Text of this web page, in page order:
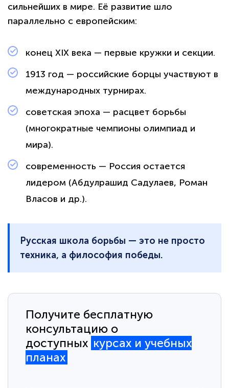
сильнейших в мире. Её развитие шло
параллельно с европейским:
конец XIX века — первые кружки и секции.
1913 год — российские борцы участвуют в
международных турнирах.
советская эпоха — расцвет борьбы
(многократные чемпионы олимпиад и
мира).
современность — Россия остается
лидером (Абдулрашид Садулаев, Роман
Власов и др.).
Русская школа борьбы — это не просто
техника, а философия победы.
Получите бесплатную
консультацию о
доступных курсах и учебных
планах